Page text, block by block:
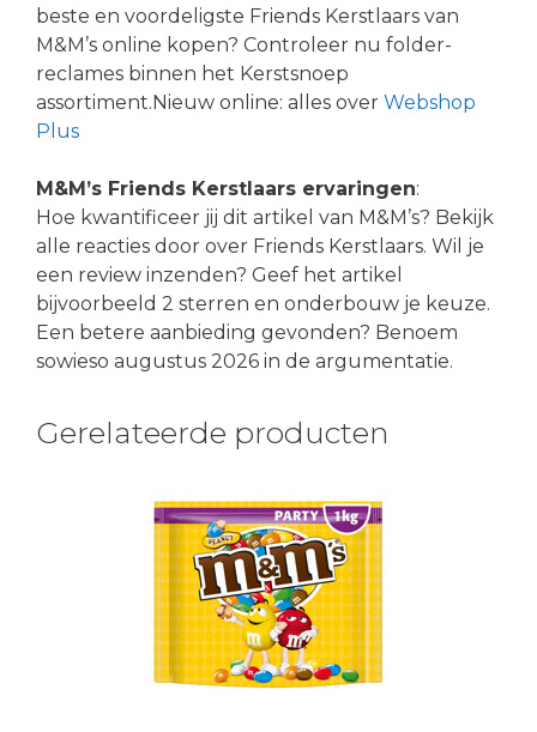
beste en voordeligste Friends Kerstlaars van
M&M’s online kopen? Controleer nu folder-
reclames binnen het Kerstsnoep
assortiment.Nieuw online: alles over Webshop
Plus
M&M’s Friends Kerstlaars ervaringen:
Hoe kwantificeer jij dit artikel van M&M’s? Bekijk
alle reacties door over Friends Kerstlaars. Wil je
een review inzenden? Geef het artikel
bijvoorbeeld 2 sterren en onderbouw je keuze.
Een betere aanbieding gevonden? Benoem
sowieso augustus 2026 in de argumentatie.
Gerelateerde producten